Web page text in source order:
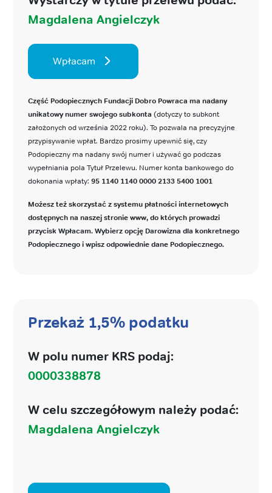
Magdalena Angielczyk
Wpłacam
Część Podopiecznych Fundacji Dobro Powraca ma nadany
unikatowy numer swojego subkonta (dotyczy to subkont
założonych od września 2022 roku). To pozwala na precyzyjne
przypisywanie wpłat. Bardzo prosimy upewnić się, czy
Podopieczny ma nadany swój numer i używać go podczas
wypełniania pola Tytuł Przelewu. Numer konta bankowego do
dokonania wpłaty: 95 1140 1140 0000 2133 5400 1001
Możesz też skorzystać z systemu płatności internetowych
dostępnych na naszej stronie www, do których prowadzi
przycisk Wpłacam. Wybierz opcję Darowizna dla konkretnego
Podopiecznego i wpisz odpowiednie dane Podopiecznego.
Przekaż 1,5% podatku
W polu numer KRS podaj:
0000338878
W celu szczegółowym należy podać:
Magdalena Angielczyk